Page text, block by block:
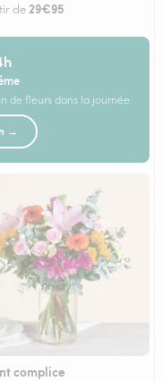
de29€95
de fleurs dans la journée
→
complice